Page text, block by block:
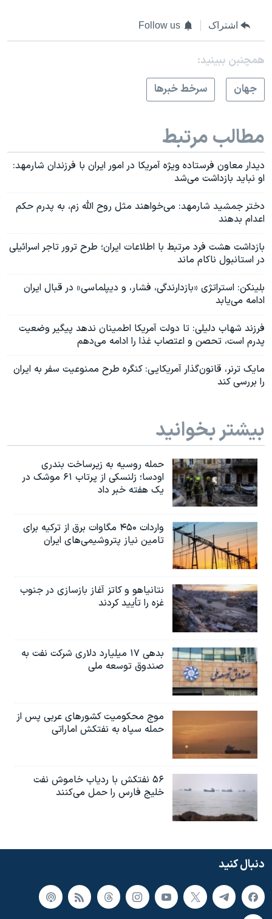
اشتراک Follow us
همچنبن ببینید:
جهان
سرخط خبرها
مطالب مرتبط
دیدار معاون فرستاده ویژه آمریکا در امور ایران با فرزندان شارمهد:
او نباید بازداشت می‌شد
دختر جمشید شارمهد: می‌خواهند مثل روح الله زم، به پدرم حکم
اعدام بدهند
بازداشت هشت فرد مرتبط با اطلاعات ایران؛ طرح ترور تاجر اسرائیلی
در استانبول ناکام ماند
بلینکن: استراتژی «بازدارندگی، فشار، و دیپلماسی» در قبال ایران
ادامه می‌یابد
فرزند شهاب دلیلی: تا دولت آمریکا اطمینان ندهد پیگیر وضعیت
پدرم است، تحصن و اعتصاب غذا را ادامه می‌دهم
مایک ترنر، قانون‌گذار آمریکایی: کنگره طرح ممنوعیت سفر به ایران
را بررسی کند
بیشتر بخوانید
حمله روسیه به زیرساخت بندری
اودسا؛ زلنسکی از پرتاب ۶۱ موشک در
یک هفته خبر داد
واردات ۴۵۰ مگاوات برق از ترکیه برای
تامین نیاز پتروشیمی‌های ایران
نتانیاهو و کاتز آغاز بازسازی در جنوب
غزه را تأیید کردند
بدهی ۱۷ میلیارد دلاری شرکت نفت به
صندوق توسعه ملی
موج محکومیت کشورهای عربی پس از
حمله سپاه به نفتکش اماراتی
۵۶ نفتکش با ردیاب خاموش نفت
خلیج فارس را حمل می‌کنند
دنبال کنید